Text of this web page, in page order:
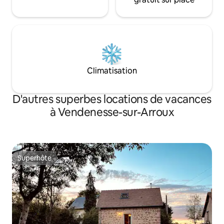
Climatisation
D'autres superbes locations de vacances
à Vendenesse-sur-Arroux
Superhôte
Superhôte